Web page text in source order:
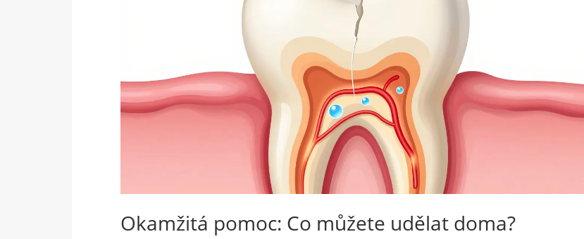
Okamžitá pomoc: Co můžete udělat doma?